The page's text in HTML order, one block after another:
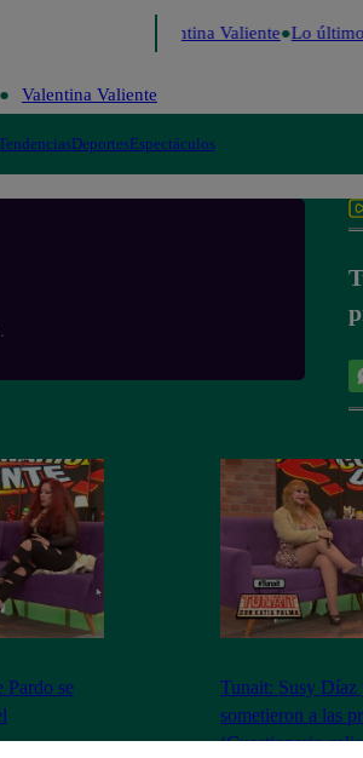
Valentina Valiente Lo último
Valentina Valiente
DeportesEspectáculos
se
Tunait: Susy Díaz
sometieron a las
‘Cuestionario